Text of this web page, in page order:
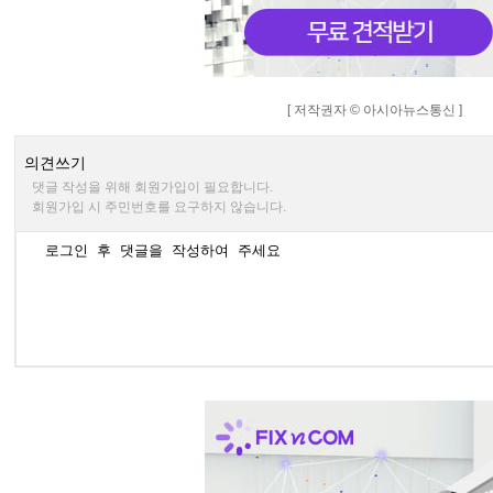
[ 저작권자 © 아시아뉴스통신 ]
의견쓰기
댓글 작성을 위해 회원가입이 필요합니다.
회원가입 시 주민번호를 요구하지 않습니다.